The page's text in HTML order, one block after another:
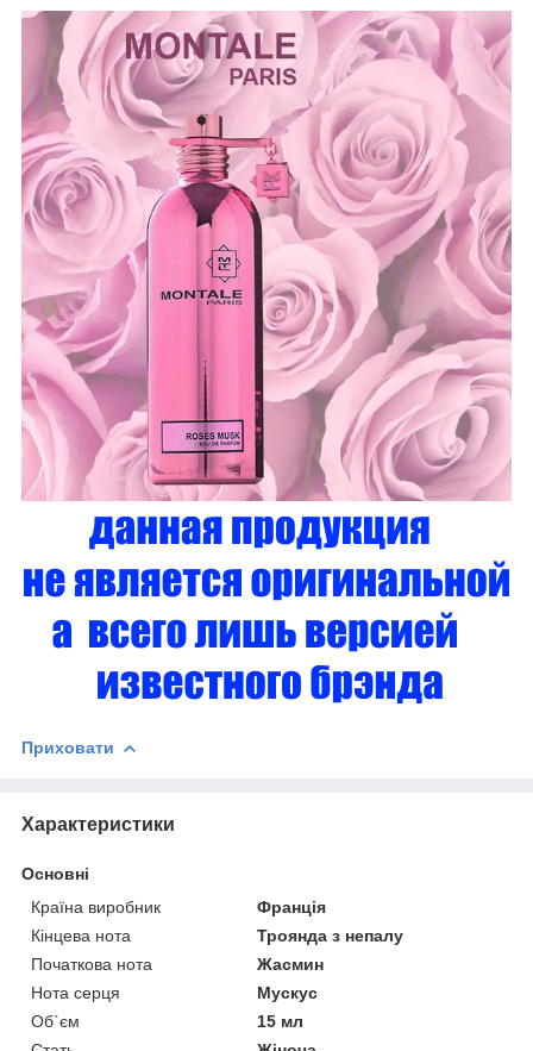
Приховати
Характеристики
Основні
Країна виробник
Франція
Кінцева нота
Троянда з непалу
Початкова нота
Жасмин
Нота серця
Мускус
Об`єм
15 мл